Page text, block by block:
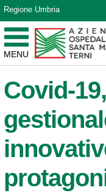
Vai ai contenuti
Vai al menu di
Vai al footer
Regione Umbria
MENU
Azienda Ospedaliera
Sito Istituzionale
Covid-